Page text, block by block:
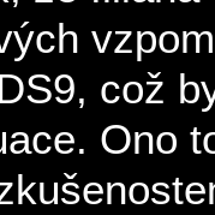
což
Ono